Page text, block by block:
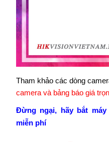
Tham khảo các dòng
camera và bảng báo giá
Đừng ngại, hãy bắt
miễn phí